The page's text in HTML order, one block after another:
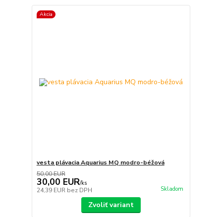
Akcia
vesta plávacia Aquarius MQ modro-béžová
50,00 EUR
30,00 EUR/ks
24,39 EUR bez DPH Skladom
Zvoliť variant